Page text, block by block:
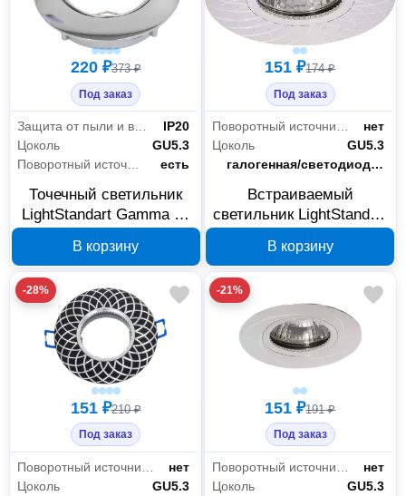
220 ₽373 ₽
Под заказ
Защита от пыли и влаги
IP20
Цоколь
GU5.3
есть
Точечный светильник
LightStandart Gamma 51
В корзину
151 ₽174 ₽
Под заказ
Поворотный источник света
нет
Цоколь
GU5.3
Тип лампы
галогенная/светодиодная
Встраиваемый
светильник LightStandart
хром IT8498
В корзину
-28%
151 ₽210 ₽
Под заказ
нет
Цоколь
GU5.3
-21%
151 ₽191 ₽
Под заказ
нет
Цоколь
GU5.3